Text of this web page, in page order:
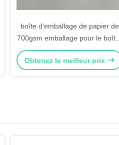
boîte d'emballage de papier de
700gsm emballage pour le boîte-
cadeau en céramique de tasse
avec la fenêtre
Obtenez le meilleur prix